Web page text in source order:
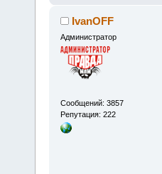
IvanOFF
Администратор
Сообщений: 3857
Репутация: 222